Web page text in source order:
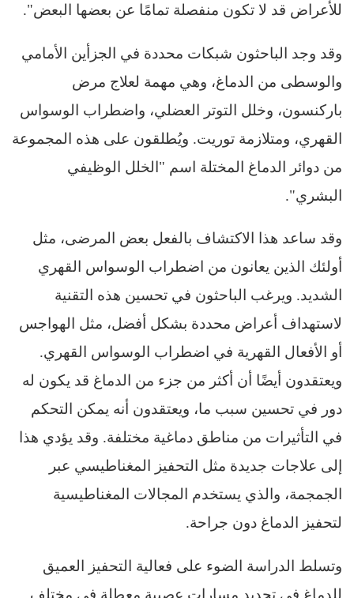
للأعراض قد لا تكون منفصلة تمامًا عن بعضها البعض".
وقد وجد الباحثون شبكات محددة في الجزأين الأمامي
والوسطى من الدماغ، وهي مهمة لعلاج مرض
باركنسون، وخلل التوتر العضلي، واضطراب الوسواس
القهري، ومتلازمة توريت. ويُطلقون على هذه المجموعة
من دوائر الدماغ المختلة اسم "الخلل الوظيفي
البشري".
وقد ساعد هذا الاكتشاف بالفعل بعض المرضى، مثل
أولئك الذين يعانون من اضطراب الوسواس القهري
الشديد. ويرغب الباحثون في تحسين هذه التقنية
لاستهداف أعراض محددة بشكل أفضل، مثل الهواجس
أو الأفعال القهرية في اضطراب الوسواس القهري.
ويعتقدون أيضًا أن أكثر من جزء من الدماغ قد يكون له
دور في تحسين سبب ما، ويعتقدون أنه يمكن التحكم
في التأثيرات من مناطق دماغية مختلفة. وقد يؤدي هذا
إلى علاجات جديدة مثل التحفيز المغناطيسي عبر
الجمجمة، والذي يستخدم المجالات المغناطيسية
لتحفيز الدماغ دون جراحة.
وتسلط الدراسة الضوء على فعالية التحفيز العميق
للدماغ في تحديد مسارات عصبية معطلة في مختلف